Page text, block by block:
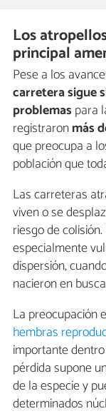
Los
principal
Pese a los
carretera sigue
problemas para
registraronmás
que preocupa a
población que
Las carreteras
viven o se
riesgo de
especialmente
dispersión,
nacieron en
La preocupación
hembras
importante
pérdida supone
de la especie y
determinados